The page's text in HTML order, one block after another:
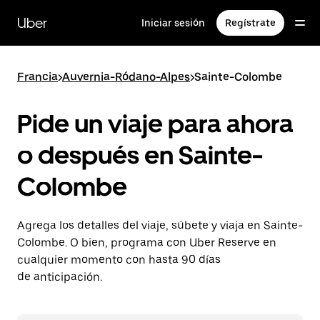
contenido
principal
Uber Iniciar sesión Regístrate
Francia>Auvernia-Ródano-Alpes>Sainte-Colombe
Pide un viaje para ahora
o después en Sainte-
Colombe
Agrega los detalles del viaje, súbete y viaja en Sainte-
Colombe. O bien, programa con Uber Reserve en
cualquier momento con hasta 90 días
de anticipación.